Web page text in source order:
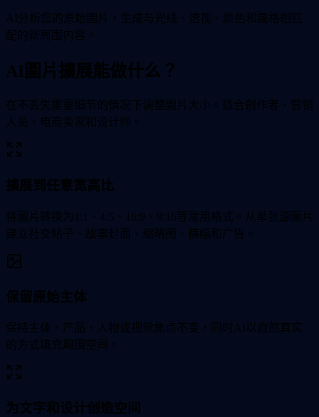
AI分析您的原始圖片，生成与光线、透视、颜色和風格相匹
配的新周围内容。
AI圖片擴展能做什么？
在不丢失重要细节的情况下调整圖片大小。适合創作者、营销
人员、电商卖家和设计师。
擴展到任意宽高比
将圖片转换为1:1、4:5、16:9、9:16等常用格式。从单张源圖片
建立社交帖子、故事封面、缩略图、横幅和广告。
保留原始主体
保持主体、产品、人物或视觉焦点不变，同时AI以自然真实
的方式填充周围空间。
为文字和设计创造空间